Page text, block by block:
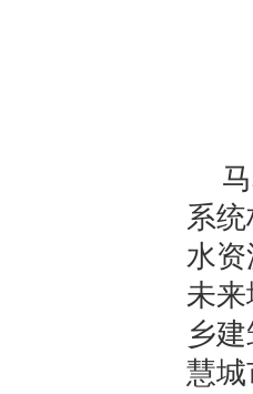
系
水
未
乡
慧